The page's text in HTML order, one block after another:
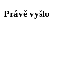
Právě vyšlo